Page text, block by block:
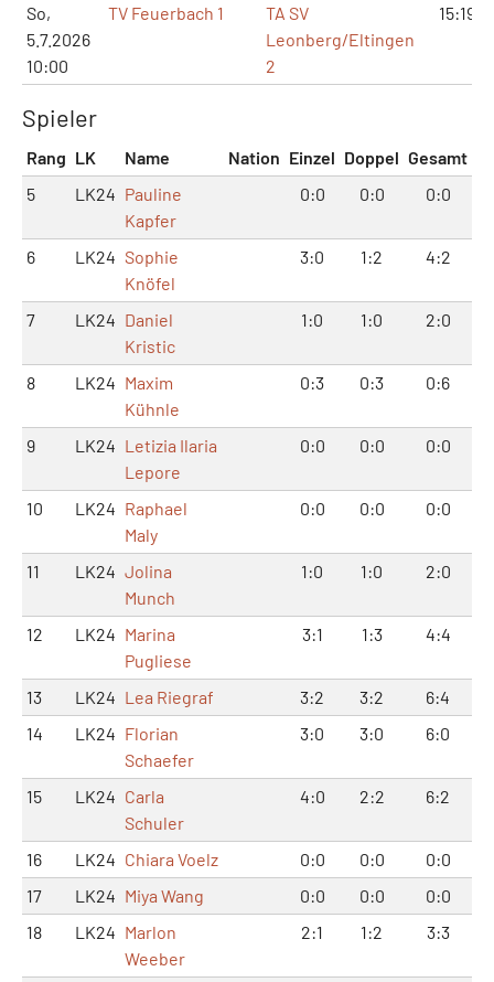
So,
5.7.2026
10:00
TV Feuerbach 1
TA SV
Leonberg/Eltingen
2
15:19
Spieler
Rang LK Name Nation Einzel Doppel Gesamt
5
LK24 Pauline
Kapfer
0:0 0:0 0:0
6 LK24 Sophie
Knöfel
3:0 1:2 4:2
7 LK24 Daniel
Kristic
1:0 1:0 2:0
8 LK24 Maxim
Kühnle
0:3 0:3 0:6
9 LK24 Letizia Ilaria
Lepore
0:0 0:0 0:0
10 LK24 Raphael
Maly
0:0 0:0 0:0
11 LK24 Jolina
Munch
1:0 1:0 2:0
12 LK24 Marina
Pugliese
3:1 1:3 4:4
13 LK24 Lea Riegraf 3:2 3:2
6:4
14
LK24 Florian
Schaefer
3:0 3:0 6:0
15 LK24 Carla
Schuler
4:0 2:2 6:2
16 LK24 Chiara Voelz 0:0 0:0
0:0
17
LK24 Miya Wang 0:0 0:0
0:0
18
LK24 Marlon
Weeber
2:1 1:2 3:3